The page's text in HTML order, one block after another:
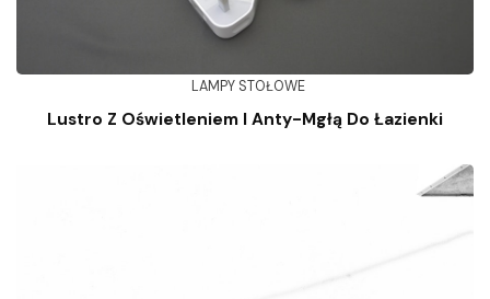
LAMPY STOŁOWE
Lustro Z Oświetleniem I Anty-Mgłą Do Łazienki